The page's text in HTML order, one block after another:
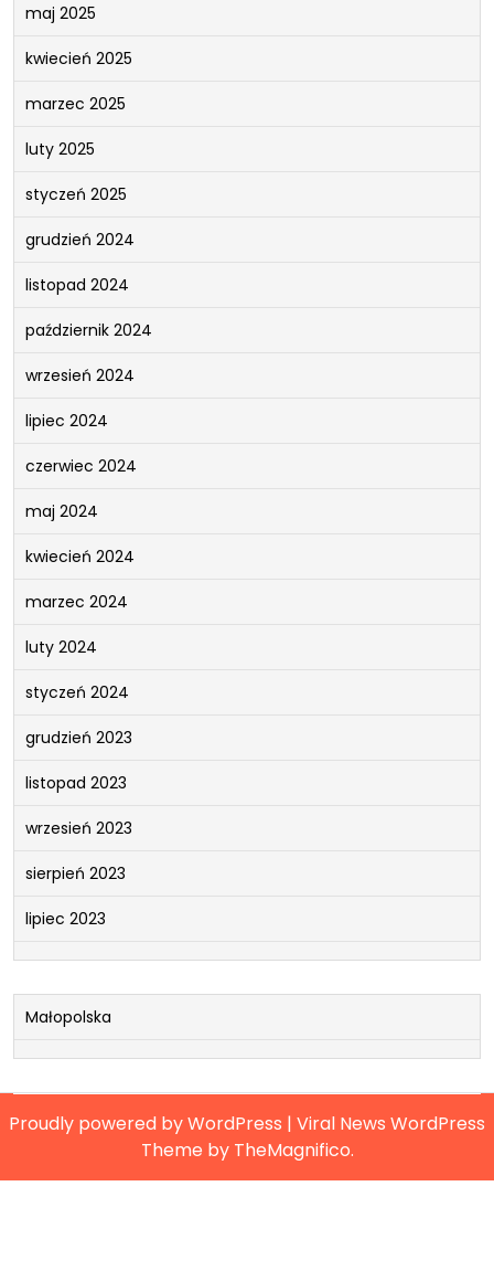
maj 2025
kwiecień 2025
marzec 2025
luty 2025
styczeń 2025
grudzień 2024
listopad 2024
październik 2024
wrzesień 2024
lipiec 2024
czerwiec 2024
maj 2024
kwiecień 2024
marzec 2024
luty 2024
styczeń 2024
grudzień 2023
listopad 2023
wrzesień 2023
sierpień 2023
lipiec 2023
Małopolska
Proudly powered by WordPress | Viral News WordPress
Theme by TheMagnifico.